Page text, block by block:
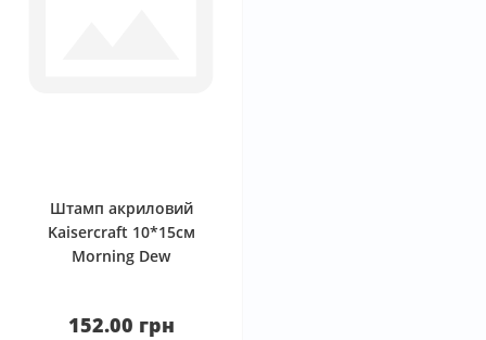
Штамп акриловий
Kaisercraft 10*15см
Morning Dew
152.00 грн